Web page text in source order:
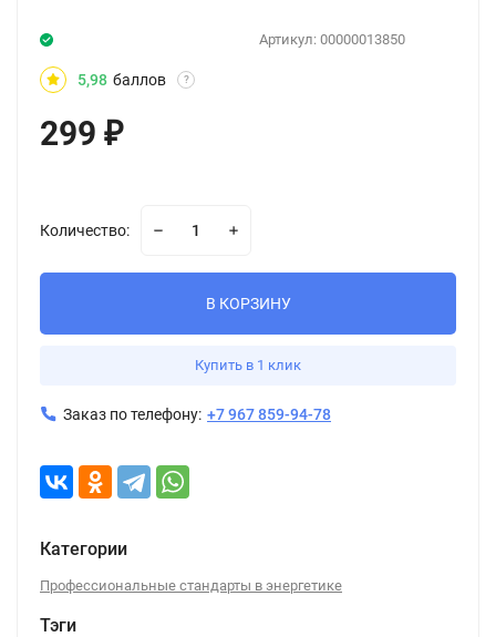
Артикул: 00000013850
5,98 баллов ?
299 ₽
Количество:
В КОРЗИНУ
Купить в 1 клик
Заказ по телефону: +7 967 859-94-78
Категории
Профессиональные стандарты в энергетике
Тэги